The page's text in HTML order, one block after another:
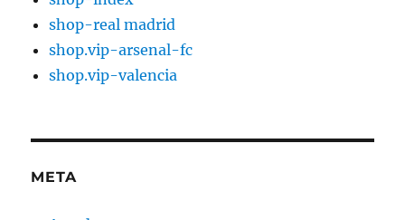
shop-real madrid
shop.vip-arsenal-fc
shop.vip-valencia
META